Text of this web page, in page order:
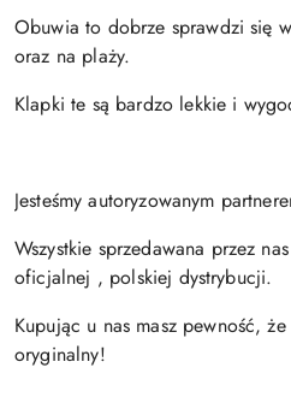
Obuwia to dobrze sprawdzi się
oraz na plaży.
Klapki te są bardzo lekkie i
Jesteśmy autoryzowanym
Wszystkie sprzedawana przez
oficjalnej , polskiej dystrybucji.
Kupując u nas masz pewność,
oryginalny!